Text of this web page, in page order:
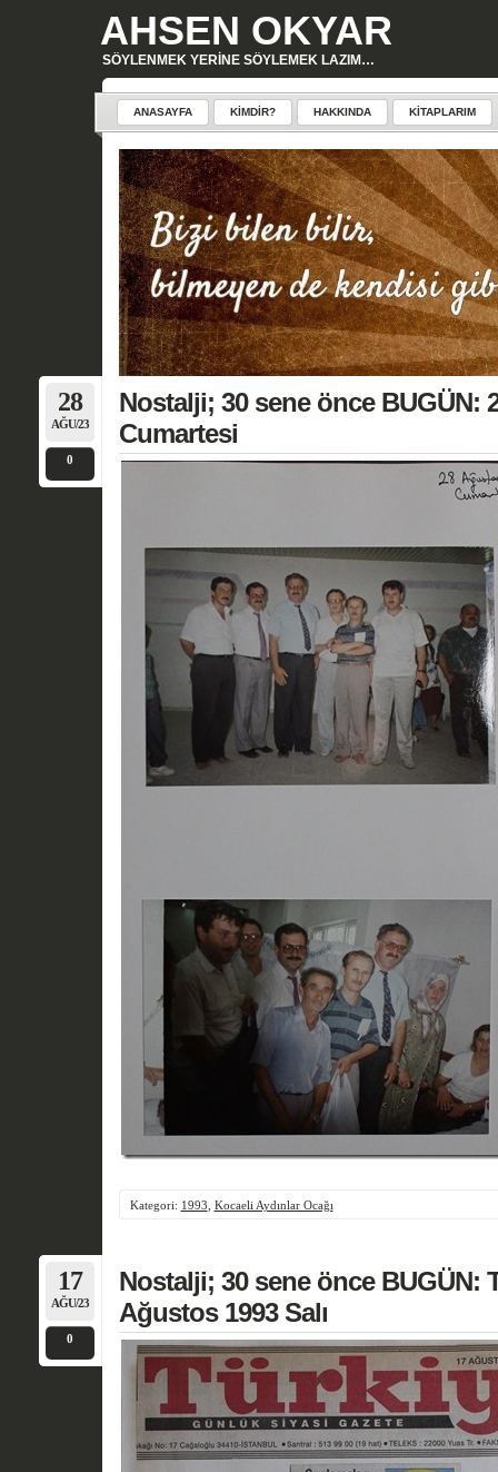
AHSEN OKYAR
SÖYLENMEK YERINE SÖYLEMEK LAZIM…
ANASAYFA KIMDIR? HAKKINDA KITAPLARIM
28
AĞU/23
0
Nostalji; 30 sene önce BUGÜN:
Cumartesi
Kategori: 1993 Kocaeli Aydınlar Ocağı
17
AĞU/23
0
Nostalji; 30 sene önce BUGÜN:
Ağustos 1993 Salı